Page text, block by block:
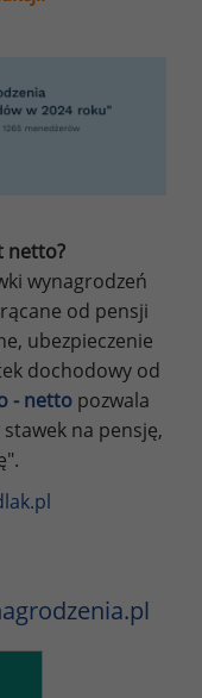
netto?
wynagrodzeń
od pensji
ubezpieczenie
dochodowy od
- netto pozwala
na pensję,